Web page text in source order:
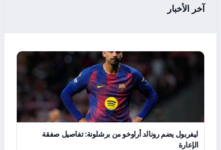
آخر الأخبار
ليفربول يضم رونالد أراوخو من برشلونة: تفاصيل صفقة
الإعارة